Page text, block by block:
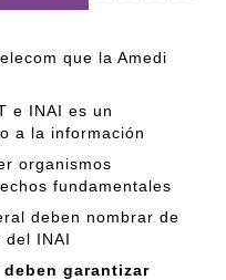
que la Amedi
e INAI es un
a la información
organismos
fundamentales
deben nombrar de
del INAI
garantizar